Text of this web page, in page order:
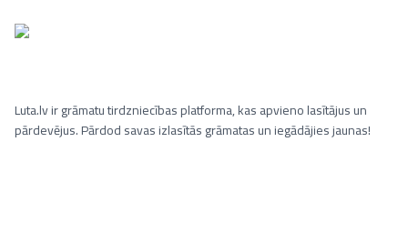
Luta.lv ir grāmatu tirdzniecības platforma, kas apvieno lasītājus un
pārdevējus. Pārdod savas izlasītās grāmatas un iegādājies jaunas!